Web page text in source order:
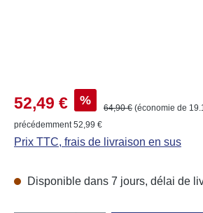
Prix de vente :
52,49 € % Prix régulier :
64,90 € (économie de
précédemment 52,99 €
Prix TTC, frais de livraison en sus
Disponible dans 7 jours, délai de